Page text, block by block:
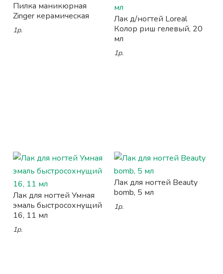
Пилка маникюрная
Zinger керамическая
1р.
Лак д/ногтей Loreal
Колор риш гелевый, 20
мл
1р.
Лак для ногтей Умная
эмаль быстросохнущий
16, 11 мл
1р.
Лак для ногтей Beauty
bomb, 5 мл
1р.